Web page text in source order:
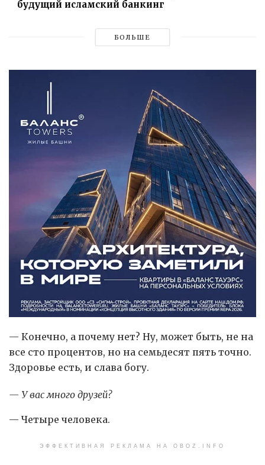
будущий исламский банкинг
БОЛЬШЕ
— Конечно, а почему нет? Ну, может быть, не на
все сто процентов, но на семьдесят пять точно.
Здоровье есть, и слава богу.
— У вас много друзей?
— Четыре человека.
ЭФФЕКТИВНАЯ РЕКЛАМА НА OBOZ.INFO